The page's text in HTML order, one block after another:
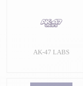
AK-47 LABS